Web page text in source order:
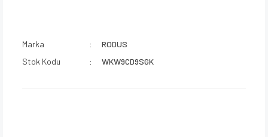
Marka
RODUS
Stok Kodu
WKW9CD9SGK